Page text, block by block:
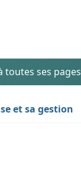
toutes ses pages
et sa gestion